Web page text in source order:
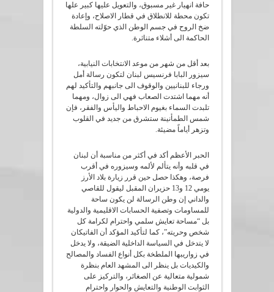
حافة انهيار غير مسبوق، والتعويل عليها كبير علها
تكون محطة للانطلاق في قطار الاصلاح، وإعادة
ضخ الروح في جسم الوطن الذي حوّلته السلطة
الحاكمة الى أشلاء متناثرة.
بعد أقل من شهر من موعد الانتخابات النيابية،
سيزور البابا فرنسيس لبنان لتكون رسالة أمل
ورجاء للبنانيين والوقوف الى جانبهم والتأكيد لهم
أنه مهما اشتدت الصعاب فهي الى زوال، ومهما
تلبدت السماء بغيوم الاحباط واليأس والفقر، فإن
شمس الطمأنينة ستشرق من جديد في القلوب
وتزهر أياماً مضيئة.
الحبر الأعظم أكد في أكثر من مناسبة أن لبنان
في قلبه وأنه يتألم لألمه وسيزوره في أقرب
فرصة، وهكذا حصل حين قرر زيارة بلاد الأرز
يومي 12 و13 حزيران المقبل ليقول للقاصي
والداني إن وطن الرسالة لن يكون ساحة
للمساومات وتصفية الحسابات الاقليمية والدولية
بل “مساحة تعايش سلمي واحترام لكرامة كل
شخص وحريته”، كما لتأكيد المؤكد أن الفاتيكان
لا يتدخل في السياسة الداخلية الضيقة، ولا يدخل
في زواريبها الملطخة بكل أنواع الفساد والمصالح
والكيديات بل ينظر الى المشهد العام بنظرة
شمولية متعالية عن الصغائر، والتركيز على
الثوابت الوطنية والتعايش والحوار واحترام